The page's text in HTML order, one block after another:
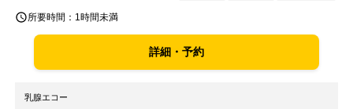
所要時間： 1時間未満
詳細・予約
乳腺エコー